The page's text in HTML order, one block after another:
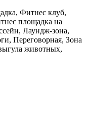
Фитнес клуб,
площадка на
Лаундж-зона,
Переговорная, Зона
животных,